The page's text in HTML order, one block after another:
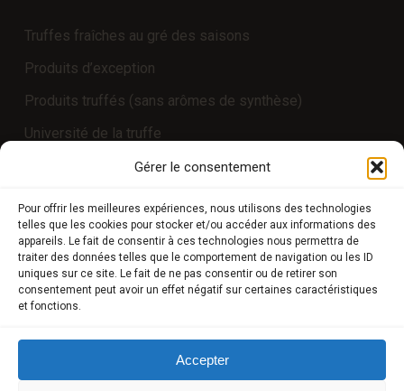
Gérer le consentement
Pour offrir les meilleures expériences, nous utilisons des technologies
telles que les cookies pour stocker et/ou accéder aux informations des
appareils. Le fait de consentir à ces technologies nous permettra de
traiter des données telles que le comportement de navigation ou les ID
uniques sur ce site. Le fait de ne pas consentir ou de retirer son
consentement peut avoir un effet négatif sur certaines caractéristiques
et fonctions.
Accepter
Truffes fraîches au gré des saisons
Produits d’exception
Produits truffés (sans arômes de synthèse)
Université de la truffe
COMPTE CLIENT
Boutique
Mon compte
Modes de paiement